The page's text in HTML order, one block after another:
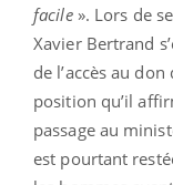
facile». Lors de
Xavier Bertrand
de l’accès au
position qu’il
passage au
est pourtant